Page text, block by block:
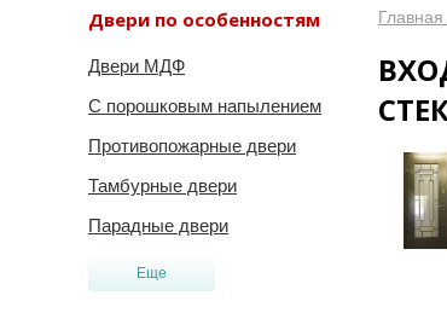
Двери по особенностям
Двери МДФ
С порошковым напылением
Противопожарные двери
Тамбурные двери
Парадные двери
Еще
Главная